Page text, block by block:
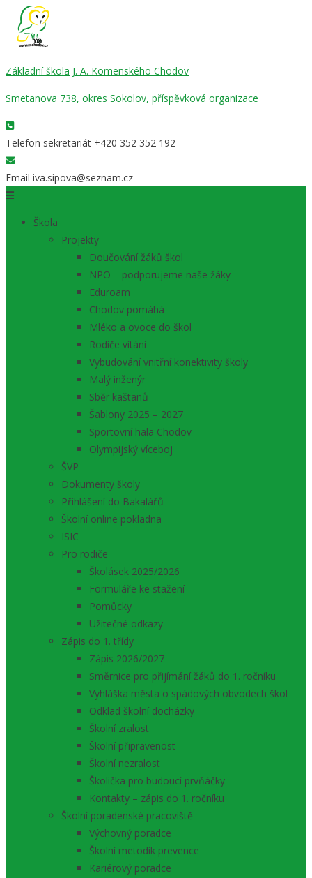
Základní škola J. A. Komenského Chodov
Smetanova 738, okres Sokolov, příspěvková organizace
Telefon sekretariát +420 352 352 192
Email iva.sipova@seznam.cz
Škola
Projekty
Doučování žáků škol
NPO – podporujeme naše žáky
Eduroam
Chodov pomáhá
Mléko a ovoce do škol
Rodiče vítáni
Vybudování vnitřní konektivity školy
Malý inženýr
Sběr kaštanů
Šablony 2025 – 2027
Sportovní hala Chodov
Olympijský víceboj
ŠVP
Dokumenty školy
Přihlášení do Bakalářů
Školní online pokladna
ISIC
Pro rodiče
Školásek 2025/2026
Formuláře ke stažení
Pomůcky
Užitečné odkazy
Zápis do 1. třídy
Zápis 2026/2027
Směrnice pro přijímání žáků do 1. ročníku
Vyhláška města o spádových obvodech škol
Odklad školní docházky
Školní zralost
Školní připravenost
Školní nezralost
Školička pro budoucí prvňáčky
Kontakty – zápis do 1. ročníku
Školní poradenské pracoviště
Výchovný poradce
Školní metodik prevence
Kariérový poradce